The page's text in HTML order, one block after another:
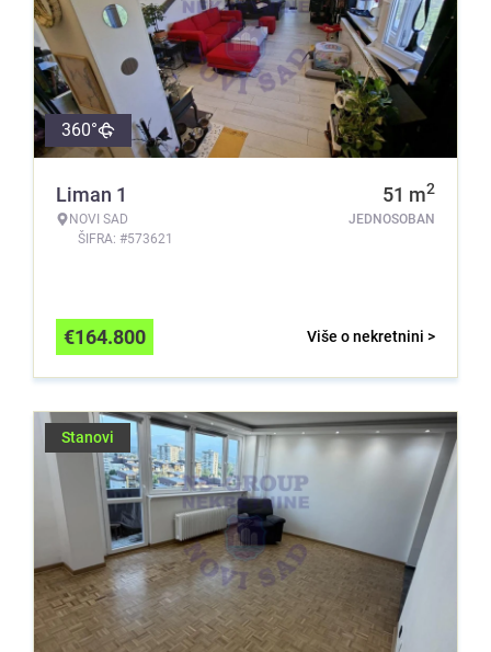
360°
Liman 1
NOVI SAD
ŠIFRA: #573621
51 m2
JEDNOSOBAN
Više o nekretnini >
€164.800
Stanovi